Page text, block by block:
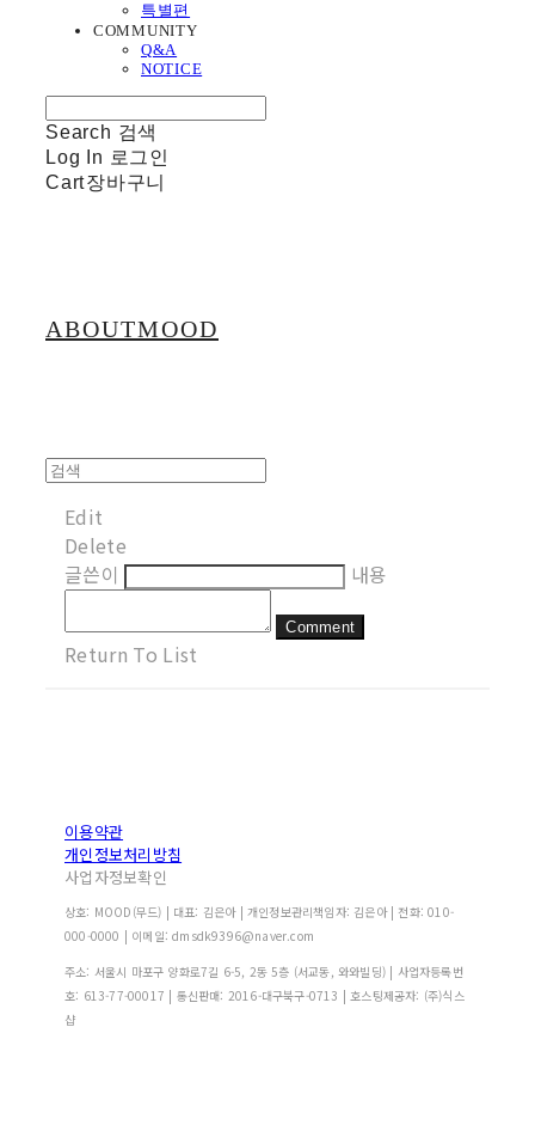
특별편
COMMUNITY
Q&A
NOTICE
Search 검색
Log In 로그인
Cart장바구니
ABOUTMOOD
Edit
Delete
글쓴이
내용
Comment
Return To List
이용약관
개인정보처리방침
사업자정보확인
상호: MOOD(무드) | 대표: 김은아 | 개인정보관리책임자: 김은아 | 전화: 010-
000-0000 | 이메일: dmsdk9396@naver.com
주소: 서울시 마포구 양화로7길 6-5, 2동 5층 (서교동, 와와빌딩) | 사업자등록번
호: 613-77-00017 | 통신판매: 2016-대구북구-0713 | 호스팅제공자: (주)식스
샵